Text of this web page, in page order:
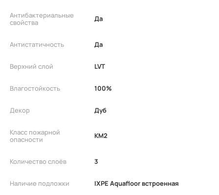
Антибактериальные
свойства
Да
Антистатичность Да
Верхний слой LVT
Влагостойкость 100%
Декор Дуб
Класс пожарной
опасности
КМ2
Количество слоёв 3
Наличие подложки IXPE Aquafloor встроенная